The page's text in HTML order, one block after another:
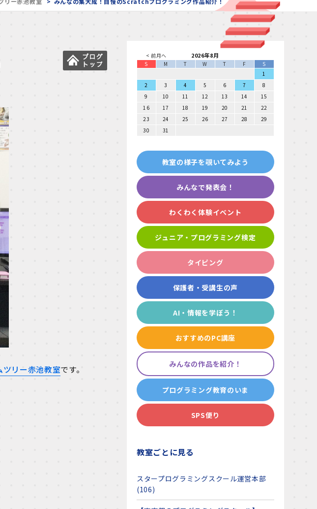
リー赤池教室です。
< 前月へ 2026年8月
S M T W T F
S
1
2
3 4 5 6 7
8
9
10 11 12 13 14
15
16
17 18 19 20 21
22
23
24 25 26 27 28
29
30
31
教室の様子を覗いてみよう
みんなで発表会！
わくわく体験イベント
ジュニア・プログラミング検定
タイピング
保護者・受講生の声
AI・情報を学ぼう！
おすすめのPC講座
みんなの作品を紹介！
プログラミング教育のいま
SPS便り
教室ごとに見る
スタープログラミングスクール運営本部
(106)